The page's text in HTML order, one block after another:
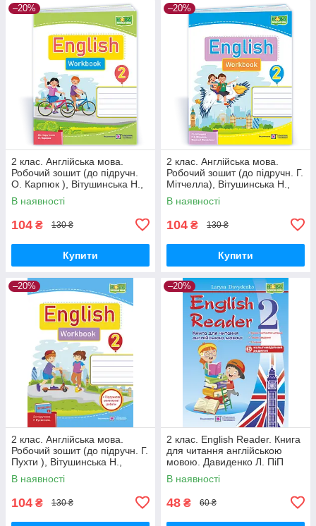
–20%
2 клас. Англійська мова.
Робочий зошит (до підручн.
О. Карпюк ), Вітушинська Н.,
Косован О. ПІП
В наявності
104 ₴ 130 ₴
Купити
–20%
2 клас. Англійська мова.
Робочий зошит (до підручн. Г.
Мітчелла), Вітушинська Н.,
Косован О. ПІП
В наявності
104 ₴ 130 ₴
Купити
–20%
2 клас. Англійська мова.
Робочий зошит (до підручн. Г.
Пухти ), Вітушинська Н.,
Косован О. ПІП
В наявності
104 ₴ 130 ₴
–20%
2 клас. English Reader. Книга
для читання англійською
мовою. Давиденко Л. ПіП
В наявності
48 ₴ 60 ₴